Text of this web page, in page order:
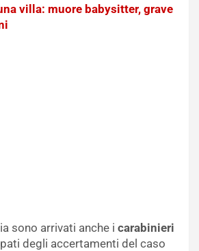
villa: muore babysitter, grave
sono arrivati anche i carabinieri
degli accertamenti del caso